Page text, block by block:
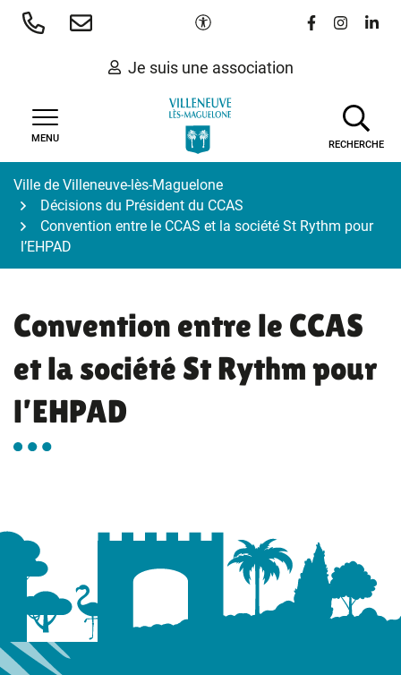
Aller
Paramètres d'accessibilité
Lien vers le
Lien vers
Lien
Je suis une association
MENU
RECHERCHE
Ville de Villeneuve-lès-Maguelone
Décisions du Président du CCAS
Convention entre le CCAS et la société St Rythm pour
l’EHPAD
Convention entre le CCAS
et la société St Rythm pour
l’EHPAD